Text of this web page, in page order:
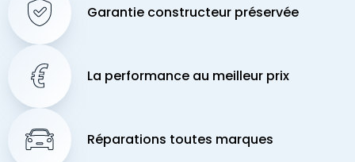
Garantie constructeur préservée
La performance au meilleur prix
Réparations toutes marques